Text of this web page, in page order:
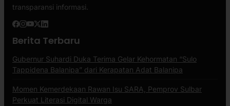
transparansi informasi.
Berita Terbaru
Gubernur Suhardi Duka Terima Gelar Kehormatan “Sulo
Tappidena Balanipa” dari Kerapatan Adat Balanipa
Momen Kemerdekaan Rawan Isu SARA, Pemprov Sulbar
Perkuat Literasi Digital Warga